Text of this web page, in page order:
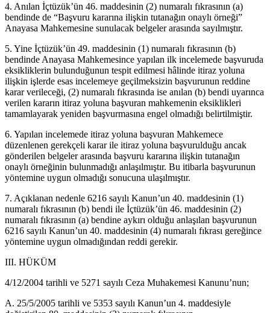
4. Anılan İçtüzük’ün 46. maddesinin (2) numaralı fıkrasının (a)
bendinde de “Başvuru kararına ilişkin tutanağın onaylı örneği”
Anayasa Mahkemesine sunulacak belgeler arasında sayılmıştır.
5. Yine İçtüzük’ün 49. maddesinin (1) numaralı fıkrasının (b)
bendinde Anayasa Mahkemesince yapılan ilk incelemede başvuruda
eksikliklerin bulunduğunun tespit edilmesi hâlinde itiraz yoluna
ilişkin işlerde esas incelemeye geçilmeksizin başvurunun reddine
karar verileceği, (2) numaralı fıkrasında ise anılan (b) bendi uyarınca
verilen kararın itiraz yoluna başvuran mahkemenin eksiklikleri
tamamlayarak yeniden başvurmasına engel olmadığı belirtilmiştir.
6. Yapılan incelemede itiraz yoluna başvuran Mahkemece
düzenlenen gerekçeli karar ile itiraz yoluna başvurulduğu ancak
gönderilen belgeler arasında başvuru kararına ilişkin tutanağın
onaylı örneğinin bulunmadığı anlaşılmıştır. Bu itibarla başvurunun
yöntemine uygun olmadığı sonucuna ulaşılmıştır.
7. Açıklanan nedenle 6216 sayılı Kanun’un 40. maddesinin (1)
numaralı fıkrasının (b) bendi ile İçtüzük’ün 46. maddesinin (2)
numaralı fıkrasının (a) bendine aykırı olduğu anlaşılan başvurunun
6216 sayılı Kanun’un 40. maddesinin (4) numaralı fıkrası gereğince
yöntemine uygun olmadığından reddi gerekir.
III. HÜKÜM
4/12/2004 tarihli ve 5271 sayılı Ceza Muhakemesi Kanunu’nun;
A. 25/5/2005 tarihli ve 5353 sayılı Kanun’un 4. maddesiyle